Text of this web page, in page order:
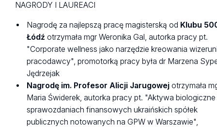
NAGRODY I LAUREACI
Nagrodę za najlepszą pracę magisterską od Klubu
Łódźotrzymała mgr Weronika Gal, autorka pracy pt.
"Corporate wellness jako narzędzie kreowania
pracodawcy", promotorką pracy była dr Marzena
Jędrzejak
Nagrodę im. Profesor Alicji Jarugowejotrzymała
Maria Świderek, autorka pracy pt. "Aktywa
sprawozdaniach finansowych ukraińskich spółek
publicznych notowanych na GPW w Warszawie",